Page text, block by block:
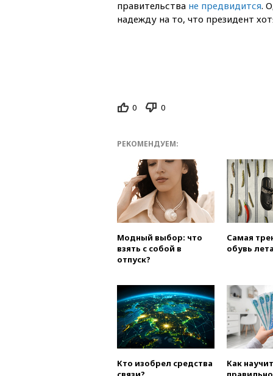
правительства не предвидится.
надежду на то, что президент
0 0
РЕКОМЕНДУЕМ:
Модный выбор: что
взять с собой в
отпуск?
Самая
обувь
Кто изобрел средства
Как